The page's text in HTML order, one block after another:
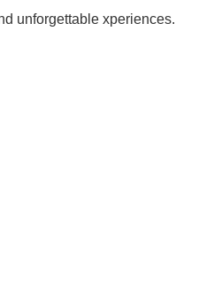
unforgettable xperiences.